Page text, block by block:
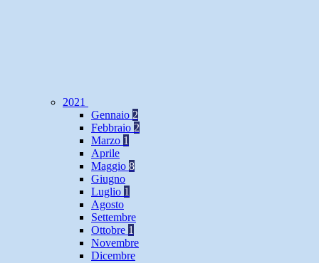
2021
Gennaio 2
Febbraio 2
Marzo 1
Aprile
Maggio 8
Giugno
Luglio 1
Agosto
Settembre
Ottobre 1
Novembre
Dicembre